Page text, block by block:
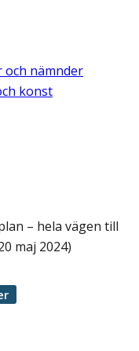
och nämnder
konst
– hela vägen till
maj 2024)